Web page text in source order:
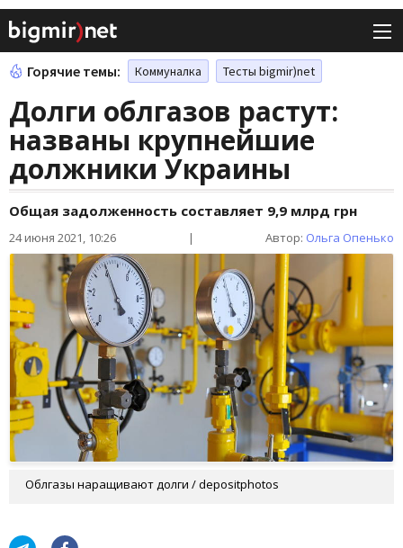
Горячие темы: Коммуналка Тесты bigmir)net
Долги облгазов растут:
названы крупнейшие
должники Украины
Общая задолженность составляет 9,9 млрд грн
24 июня 2021, 10:26 | Автор: Ольга Опенько
Облгазы наращивают долги / depositphotos